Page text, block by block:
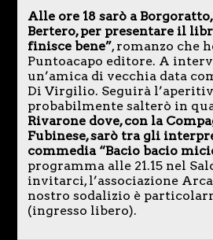
Alle ore 18 sarò a
Bertero, per presentare il
finisce bene”, romanzo che
Puntoacapo editore. A
un’amica di vecchia data
Di Virgilio. Seguirà
probabilmente salterò in
Rivarone dove, con la
Fubinese, sarò tra gli
commedia “Bacio bacio
programma alle 21.15 nel
invitarci, l’associazione
nostro sodalizio è
(ingresso libero).